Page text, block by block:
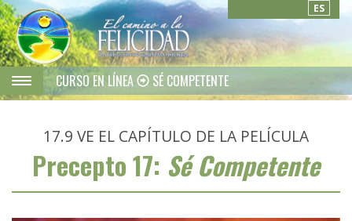
ES
CURSO EN LÍNEA SÉ COMPETENTE
17.9 VE EL CAPÍTULO DE LA PELÍCULA
Precepto 17: Sé Competente